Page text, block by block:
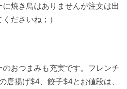
焼き鳥はありませんが注文は出
ださいね；）
おつまみも充実です。フレンチ
唐揚げ$4、餃子$4とお値段は、